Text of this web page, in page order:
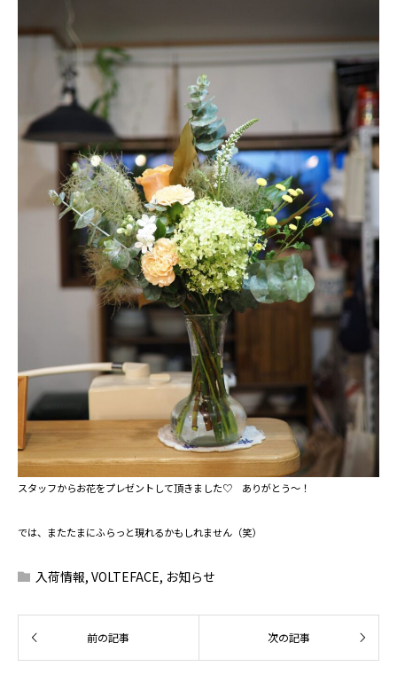
スタッフからお花をプレゼントして頂きました♡ ありがとう～！
では、またたまにふらっと現れるかもしれません（笑）
入荷情報, VOLTEFACE, お知らせ